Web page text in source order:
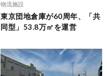
物流施設
東京団地倉庫が60周年、「共
同型」53.8万㎡を運営